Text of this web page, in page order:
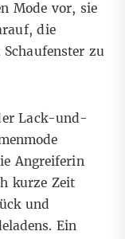
Mode vor, sie
die
zu
Lack-und-
Angreiferin
kurze Zeit
und
Ein